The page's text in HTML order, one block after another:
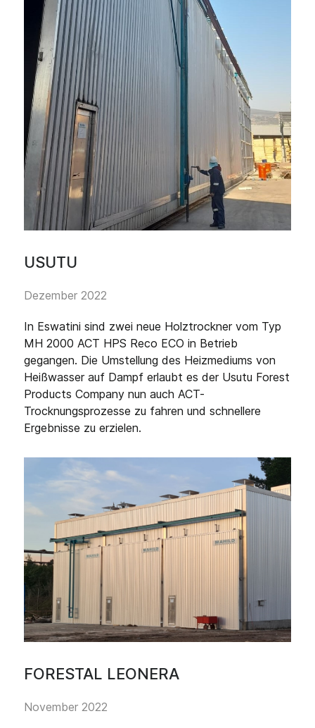
USUTU
Dezember 2022
In Eswatini sind zwei neue Holztrockner vom Typ
MH 2000 ACT HPS Reco ECO in Betrieb
gegangen. Die Umstellung des Heizmediums von
Heißwasser auf Dampf erlaubt es der Usutu Forest
Products Company nun auch ACT-
Trocknungsprozesse zu fahren und schnellere
Ergebnisse zu erzielen.
FORESTAL LEONERA
November 2022